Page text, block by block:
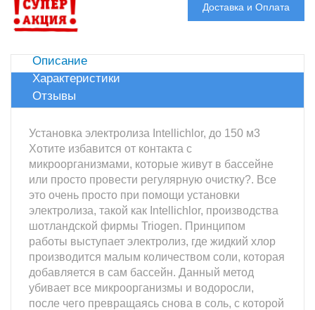
Доставка и Оплата
Описание
Характеристики
Отзывы
Установка электролиза Intellichlor, до 150 м3
Хотите избавится от контакта с
микроорганизмами, которые живут в бассейне
или просто провести регулярную очистку?. Все
это очень просто при помощи установки
электролиза, такой как Intellichlor, производства
шотландской фирмы Triogen. Принципом
работы выступает электролиз, где жидкий хлор
производится малым количеством соли, которая
добавляется в сам бассейн. Данный метод
убивает все микроорганизмы и водоросли,
после чего превращаясь снова в соль, с которой